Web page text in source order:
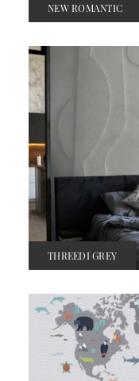
NEW ROMANTIC
THREEDI GREY